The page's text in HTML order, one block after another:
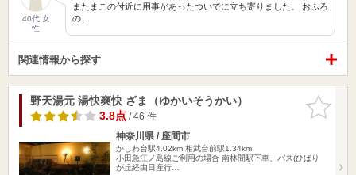
40代 女
性
またまこの付近に用事があったついでに立ち寄りました。 おふろ
の…
関連情報から探す
お気に入
りに追加
野天湯元 湯快爽快 ざま（ゆかいそうかい）
3.8点/ 46 件
神奈川県 / 座間市
かしわ台駅4.02km 相武台前駅1.34km
小田急江ノ島線ご利用の場合 南林間駅下車、バス(ひばり
が丘経由日産行…